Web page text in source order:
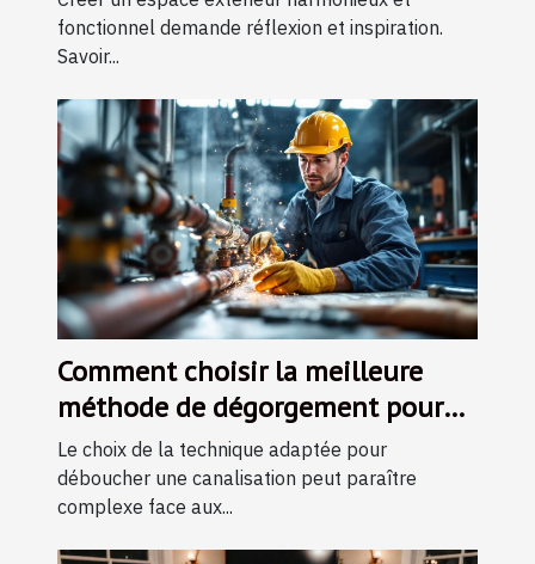
fonctionnel demande réflexion et inspiration.
Savoir...
Comment choisir la meilleure
méthode de dégorgement pour
vos canalisations ?
Le choix de la technique adaptée pour
déboucher une canalisation peut paraître
complexe face aux...